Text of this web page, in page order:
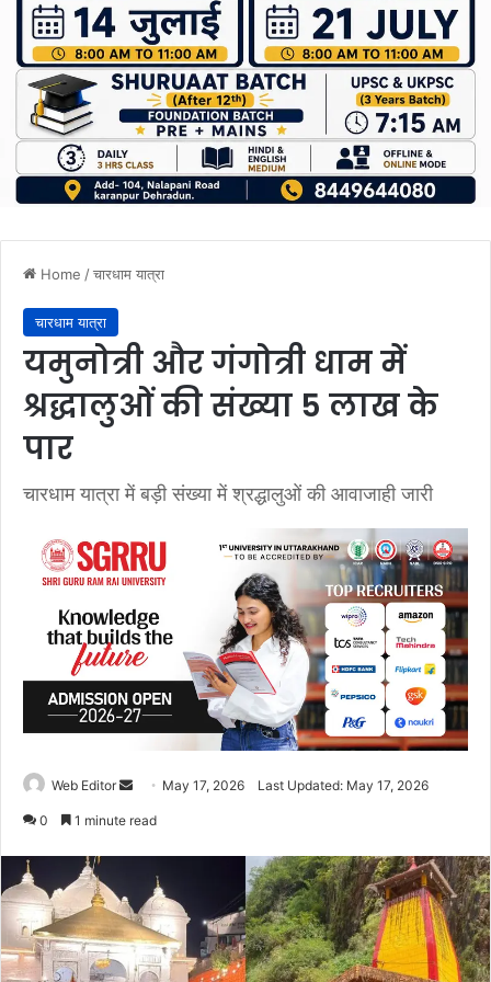
Home /चारधाम यात्रा
चारधाम यात्रा
यमुनोत्री और गंगोत्री धाम में
श्रद्धालुओं की संख्या 5 लाख के
पार
चारधाम यात्रा में बड़ी संख्या में श्रद्धालुओं की आवाजाही जारी
Web Editor
n
e
m
May 17, 2026 Last Updated: May 17, 2026
0 1 minute read